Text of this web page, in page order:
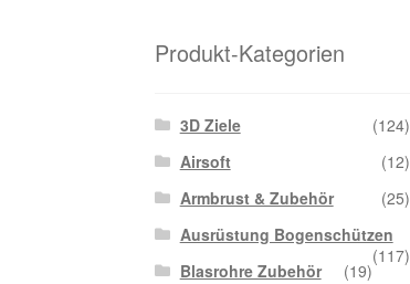
Produkt-Kategorien
3D Ziele
(124)
Airsoft
(12)
Armbrust & Zubehör
(25)
Ausrüstung Bogenschützen
(117)
Blasrohre Zubehör
(19)